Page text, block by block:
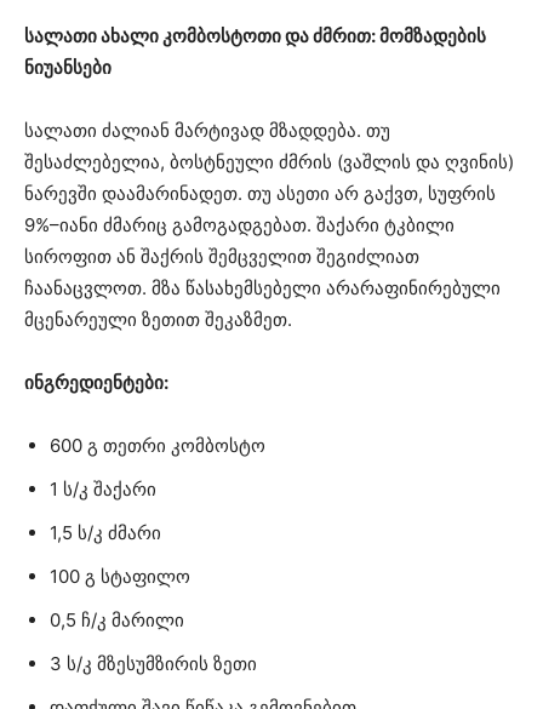
სალათი ახალი კომბოსტოთი და ძმრით: მომზადების
ნიუანსები
სალათი ძალიან მარტივად მზადდება. თუ
შესაძლებელია, ბოსტნეული ძმრის (ვაშლის და ღვინის)
ნარევში დაამარინადეთ. თუ ასეთი არ გაქვთ, სუფრის
9%–იანი ძმარიც გამოგადგებათ. შაქარი ტკბილი
სიროფით ან შაქრის შემცველით შეგიძლიათ
ჩაანაცვლოთ. მზა წასახემსებელი არარაფინირებული
მცენარეული ზეთით შეკაზმეთ.
ინგრედიენტები:
600 გ თეთრი კომბოსტო
1 ს/კ შაქარი
1,5 ს/კ ძმარი
100 გ სტაფილო
0,5 ჩ/კ მარილი
3 ს/კ მზესუმზირის ზეთი